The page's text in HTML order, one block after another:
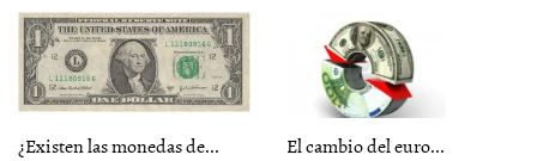
¿Existen las monedas de... El cambio del euro...